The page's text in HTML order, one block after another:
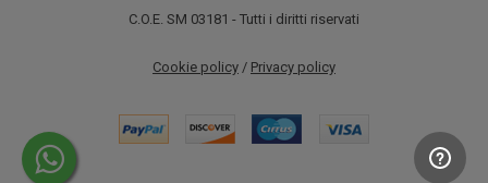
C.O.E. SM 03181 - Tutti i diritti riservati
Cookie policy / Privacy policy